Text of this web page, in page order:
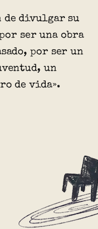
de divulgar su
ser una obra
por ser un
un
de vida».